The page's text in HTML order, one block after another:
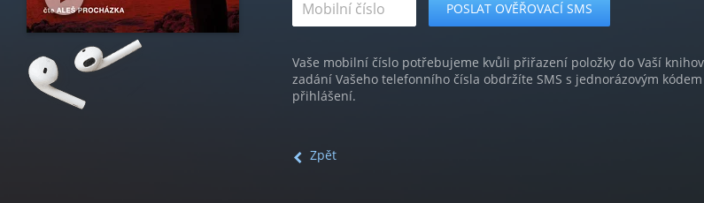
Vaše mobilní číslo potřebujeme kvůli přiřazení položky do Vaší
zadání Vašeho telefonního čísla obdržíte SMS s jednorázovým
přihlášení.
Zpět